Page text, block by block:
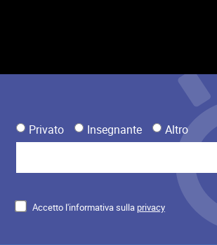
Privato Insegnante Altro
Accetto l'informativa sulla privacy